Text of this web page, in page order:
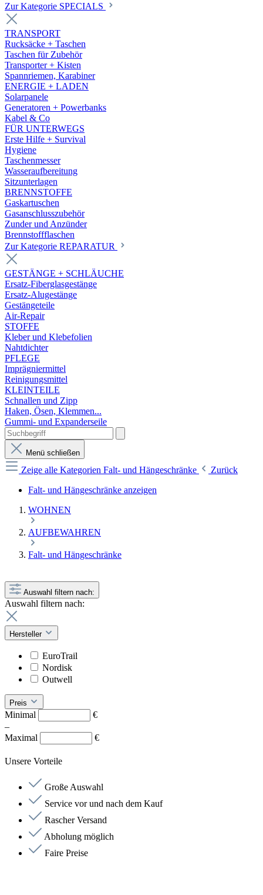
Zur Kategorie SPECIALS
TRANSPORT
Rucksäcke + Taschen
Taschen für Zubehör
Transporter + Kisten
Spannriemen, Karabiner
ENERGIE + LADEN
Solarpanele
Generatoren + Powerbanks
Kabel & Co
FÜR UNTERWEGS
Erste Hilfe + Survival
Hygiene
Taschenmesser
Wasseraufbereitung
Sitzunterlagen
BRENNSTOFFE
Gaskartuschen
Gasanschlusszubehör
Zunder und Anzünder
Brennstoffflaschen
Zur Kategorie REPARATUR
GESTÄNGE + SCHLÄUCHE
Ersatz-Fiberglasgestänge
Ersatz-Alugestänge
Gestängeteile
Air-Repair
STOFFE
Kleber und Klebefolien
Nahtdichter
PFLEGE
Imprägniermittel
Reinigungsmittel
KLEINTEILE
Schnallen und Zipp
Haken, Ösen, Klemmen...
Gummi- und Expanderseile
Menü schließen
Zeige alle Kategorien Falt- und Hängeschränke
Zurück
Falt- und Hängeschränke anzeigen
WOHNEN
AUFBEWAHREN
Falt- und Hängeschränke
Auswahl filtern nach:
Auswahl filtern nach:
Hersteller
EuroTrail
Nordisk
Outwell
Preis
Minimal
€
–
Maximal
€
Unsere Vorteile
Große Auswahl
Service vor und nach dem Kauf
Rascher Versand
Abholung möglich
Faire Preise